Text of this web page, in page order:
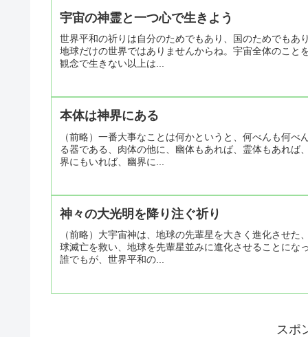
宇宙の神霊と一つ心で生きよう
世界平和の祈りは自分のためでもあり、国のためでもあ
地球だけの世界ではありませんからね。宇宙全体のこと
観念で生きない以上は...
本体は神界にある
（前略）一番大事なことは何かというと、何べんも何
る器である、肉体の他に、幽体もあれば、霊体もあれ
界にもいれば、幽界に...
神々の大光明を降り注ぐ祈り
（前略）大宇宙神は、地球の先輩星を大きく進化させ
球滅亡を救い、地球を先輩星並みに進化させることにな
誰でもが、世界平和の...
スポ